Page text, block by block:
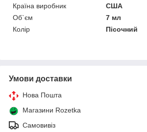
Країна виробник
США
Об`єм
7 мл
Колір
Пісочний
Умови доставки
Нова Пошта
Магазини Rozetka
Самовивіз